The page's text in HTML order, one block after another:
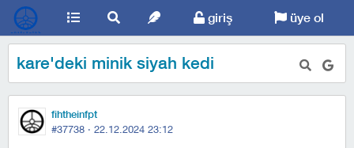
giriş üye ol
kare'deki minik siyah kedi
fihtheinfpt
#37738 · 22.12.2024 23:12